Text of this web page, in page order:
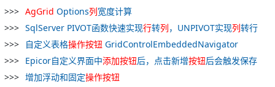
AgGrid Options列宽度计算
SqlServer PIVOT函数快速实现行转列，UNPIVOT实现列转行
自定义表格操作按钮 GridControlEmbeddedNavigator
Epicor自定义界面中添加按钮后，点击新增按钮后会触发保存
增加浮动和固定操作按钮